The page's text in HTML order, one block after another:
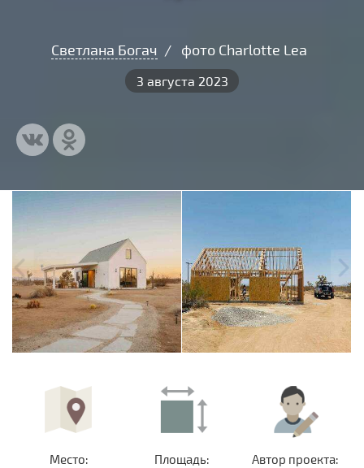
Светлана Богач / фото Charlotte Lea
3 августа 2023
Место:
Площадь:
Автор проекта: